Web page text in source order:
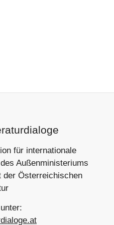
für internationale
Außenministeriums
der Österreichischen